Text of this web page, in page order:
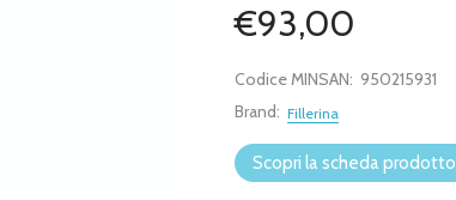
€93,00
Codice MINSAN: 950215931
Brand: Fillerina
Scopri la scheda prodotto